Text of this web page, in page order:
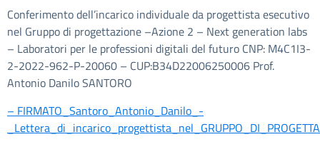
Conferimento dell’incarico individuale da progettista esecutivo
nel Gruppo di progettazione –Azione 2 – Next generation labs
– Laboratori per le professioni digitali del futuro CNP: M4C1I3-
2-2022-962-P-20060 – CUP:B34D22006250006 Prof.
Antonio Danilo SANTORO
– FIRMATO_Santoro_Antonio_Danilo_-